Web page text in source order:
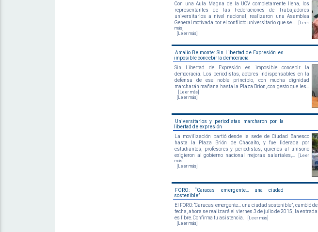
Con una Aula Magna de la UCV completamente llena, los
representantes de las Federaciones de Trabajadores
universitarios a nivel nacional, realizaron una Asamblea
General motivada por el conflicto universitario que se...
[Leer
más]
[Leer más]
Amalio Belmonte: Sin Libertad de Expresión es
imposible concebir la democracia
Sin Libertad de Expresión es imposible concebir la
democracia. Los periodistas, actores indispensables en la
defensa de ese noble principio, con mucha dignidad
marcharán mañana hasta la Plaza Brion, con gesto que les...
[Leer más]
[Leer más]
Universitarios y periodistas marcharon por la
libertad de expresión
La movilización partió desde la sede de Ciudad Banesco
hasta la Plaza Brión de Chacaíto, y fue liderada por
estudiantes, profesores y periodistas, quienes al unísono
exigieron al gobierno nacional mejoras salariales,...
[Leer
más]
[Leer más]
FORO: “Caracas emergente… una ciudad
sostenible”
El FORO: “Caracas emergente… una ciudad sostenible”, cambió de
fecha, ahora se realizará el viernes 3 de julio de 2015, la entrada
es libre. Confirma tu asistencia.
[Leer más]
[Leer más]